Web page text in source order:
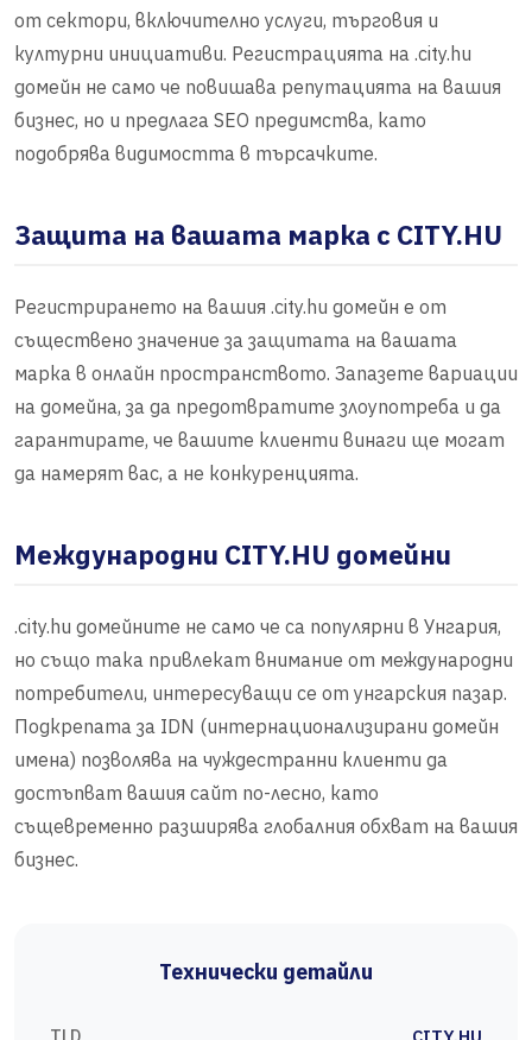
от сектори, включително услуги, търговия и
културни инициативи. Регистрацията на .city.hu
домейн не само че повишава репутацията на вашия
бизнес, но и предлага SEO предимства, като
подобрява видимостта в търсачките.
Защита на вашата марка с CITY.HU
Регистрирането на вашия .city.hu домейн е от
съществено значение за защитата на вашата
марка в онлайн пространството. Запазете вариации
на домейна, за да предотвратите злоупотреба и да
гарантирате, че вашите клиенти винаги ще могат
да намерят вас, а не конкуренцията.
Международни CITY.HU домейни
.city.hu домейните не само че са популярни в Унгария,
но също така привлекат внимание от международни
потребители, интересуващи се от унгарския пазар.
Подкрепата за IDN (интернационализирани домейн
имена) позволява на чуждестранни клиенти да
достъпват вашия сайт по-лесно, като
същевременно разширява глобалния обхват на вашия
бизнес.
Технически детайли